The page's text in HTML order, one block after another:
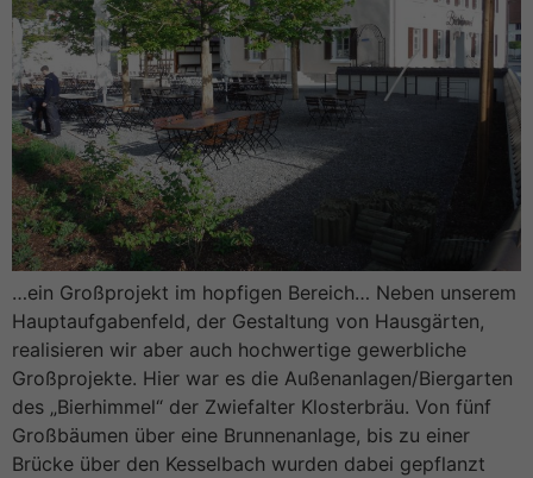
…ein Großprojekt im hopfigen Bereich… Neben unserem
Hauptaufgabenfeld, der Gestaltung von Hausgärten,
realisieren wir aber auch hochwertige gewerbliche
Großprojekte. Hier war es die Außenanlagen/Biergarten
des „Bierhimmel“ der Zwiefalter Klosterbräu. Von fünf
Großbäumen über eine Brunnenanlage, bis zu einer
Brücke über den Kesselbach wurden dabei gepflanzt